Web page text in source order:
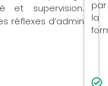
et supervision.
réflexes d’admin
par
la